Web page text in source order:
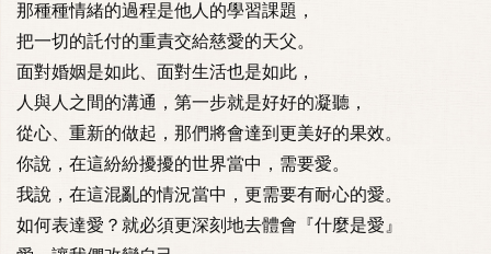
那種種情緒的過程是他人的學習課題，
把一切的託付的重責交給慈愛的天父。
面對婚姻是如此、面對生活也是如此，
人與人之間的溝通，第一步就是好好的凝聽，
從心、重新的做起，那們將會達到更美好的果效。
你說，在這紛紛擾擾的世界當中，需要愛。
我說，在這混亂的情況當中，更需要有耐心的愛。
如何表達愛？就必須更深刻地去體會『什麼是愛』